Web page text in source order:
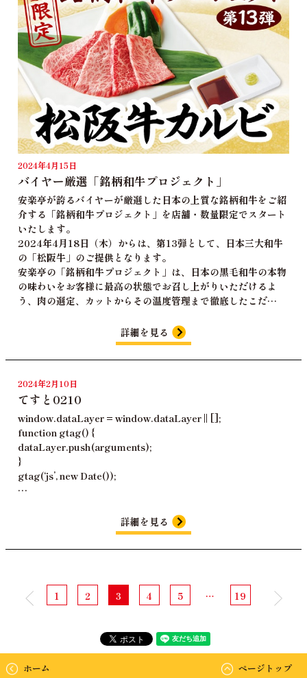
2024年4月15日
バイヤー厳選「銘柄和牛プロジェクト」
安楽亭が誇るバイヤーが厳選した日本の上質な銘柄和牛をご紹
介する「銘柄和牛プロジェクト」を店舗・数量限定でスタート
いたします。
2024年4月18日（木）からは、第13弾として、日本三大和牛
の「松阪牛」のご提供となります。
安楽亭の「銘柄和牛プロジェクト」は、日本の黒毛和牛の本物
の味わいをお客様に最高の状態でお召し上がりいただけるよ
う、肉の選定、カットからその温度管理まで徹底したこだ…
詳細を見る
2024年2月10日
てすと0210
window.dataLayer = window.dataLayer || [];
function gtag() {
dataLayer.push(arguments);
}
gtag(‘js’, new Date());
…
詳細を見る
1 2 3 4 5 … 19
ホーム ページトップ